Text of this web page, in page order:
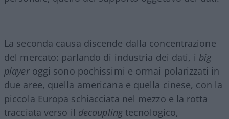
La seconda causa discende dalla concentrazione
del mercato: parlando di industria dei dati, i big
playeroggi sono pochissimi e ormai polarizzati in
due aree, quella americana e quella cinese, con la
piccola Europa schiacciata nel mezzo e la rotta
tracciata verso il decouplingtecnologico,